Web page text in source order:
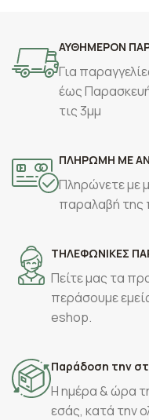
ΑΥΘΗΜΕΡΟΝ
Για
έως
τις 3μμ
ΠΛΗΡΩΜΗ ΜΕ
Πληρώνετε με
παραλαβή της
ΤΗΛΕΦΩΝΙΚΕΣ
Πείτε μας τα
περάσουμε
eshop.
Παράδοση την
Η ημέρα & ώρα
εσάς, κατά την